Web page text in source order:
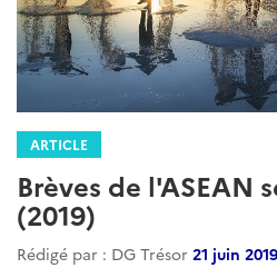
ARTICLE
Brèves de l'ASEAN
(2019)
Rédigé par : DG Trésor 21 juin 2019